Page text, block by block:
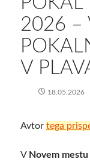
2026 –
V
18.05.2026
Avtor tega
V Novem mestu